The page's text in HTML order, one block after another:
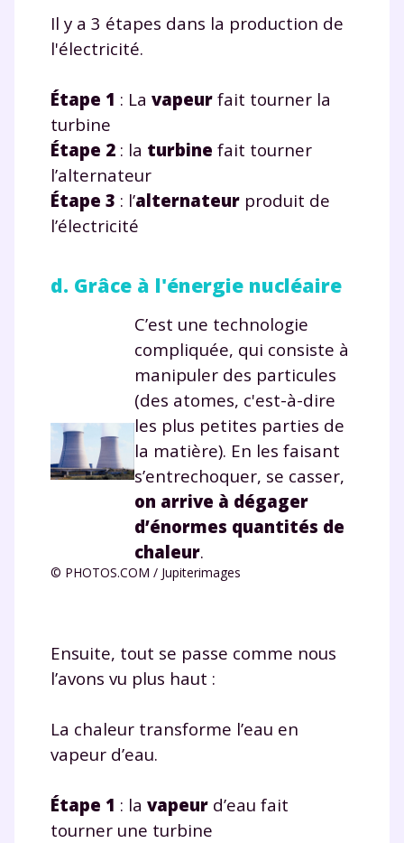
Il y a 3 étapes dans la production de
l'électricité.
Étape 1 : La vapeur fait tourner la
turbine
Étape 2 : la turbine fait tourner
l’alternateur
Étape 3 : l’alternateur produit de
l’électricité
d. Grâce à l'énergie nucléaire
C’est une technologie
compliquée, qui consiste à
manipuler des particules
(des atomes, c'est-à-dire
les plus petites parties de
la matière). En les faisant
s’entrechoquer, se casser,
on arrive à dégager
d’énormes quantités de
chaleur.
© PHOTOS.COM / Jupiterimages
Ensuite, tout se passe comme nous
l’avons vu plus haut :
La chaleur transforme l’eau en
vapeur d’eau.
Étape 1 : la vapeur d’eau fait
tourner une turbine
Envie de progresser
et de réussir votre
Testez gratuitement
pendant 24h notre
scolaire !